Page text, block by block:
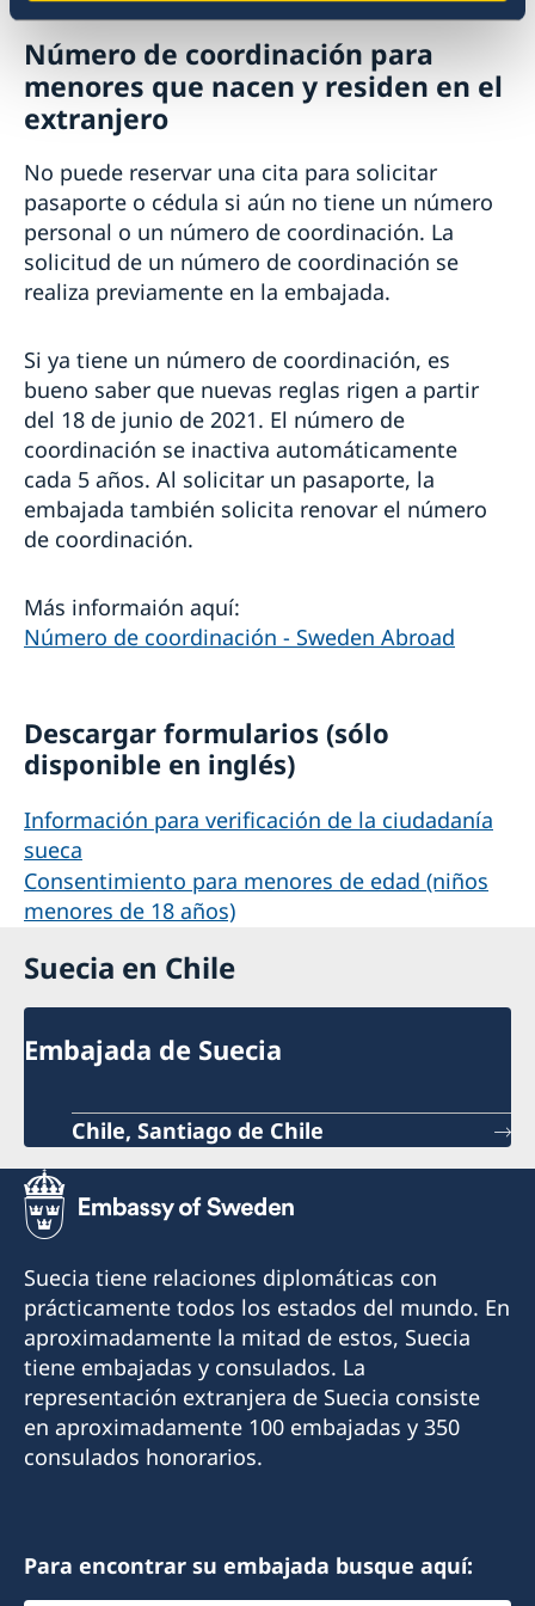
Número de coordinación para
menores que nacen y residen en el
extranjero
No puede reservar una cita para solicitar
pasaporte o cédula si aún no tiene un número
personal o un número de coordinación. La
solicitud de un número de coordinación se
realiza previamente en la embajada.
Si ya tiene un número de coordinación, es
bueno saber que nuevas reglas rigen a partir
del 18 de junio de 2021. El número de
coordinación se inactiva automáticamente
cada 5 años. Al solicitar un pasaporte, la
embajada también solicita renovar el número
de coordinación.
Más informaión aquí:
Número de coordinación - Sweden Abroad
Descargar formularios (sólo
disponible en inglés)
Información para verificación de la ciudadanía
sueca
Consentimiento para menores de edad (niños
menores de 18 años)
Suecia en Chile
Embajada de Suecia
Chile, Santiago de Chile
Suecia tiene relaciones diplomáticas con
prácticamente todos los estados del mundo. En
aproximadamente la mitad de estos, Suecia
tiene embajadas y consulados. La
representación extranjera de Suecia consiste
en aproximadamente 100 embajadas y 350
consulados honorarios.
Para encontrar su embajada busque aquí: